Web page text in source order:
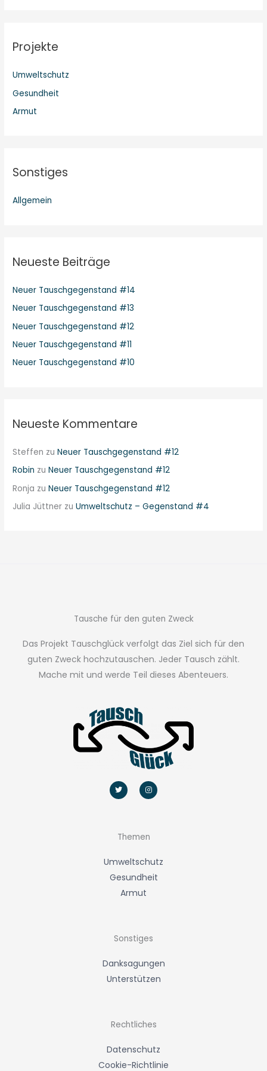
e
n
a
c
Projekte
Umweltschutz
Gesundheit
Armut
Sonstiges
Allgemein
Neueste Beiträge
Neuer Tauschgegenstand #14
Neuer Tauschgegenstand #13
Neuer Tauschgegenstand #12
Neuer Tauschgegenstand #11
Neuer Tauschgegenstand #10
Neueste Kommentare
Steffen zuNeuer Tauschgegenstand #12
Robin zuNeuer Tauschgegenstand #12
Ronja zuNeuer Tauschgegenstand #12
Julia Jüttner zuUmweltschutz – Gegenstand #4
Tausche für den guten Zweck
Das Projekt Tauschglück verfolgt das Ziel sich für den
guten Zweck hochzutauschen. Jeder Tausch zählt.
Mache mit und werde Teil dieses Abenteuers.
w
i
t
n
s
t
m
Themen
Umweltschutz
Gesundheit
Armut
Sonstiges
Danksagungen
Unterstützen
Rechtliches
Datenschutz
Cookie-Richtlinie